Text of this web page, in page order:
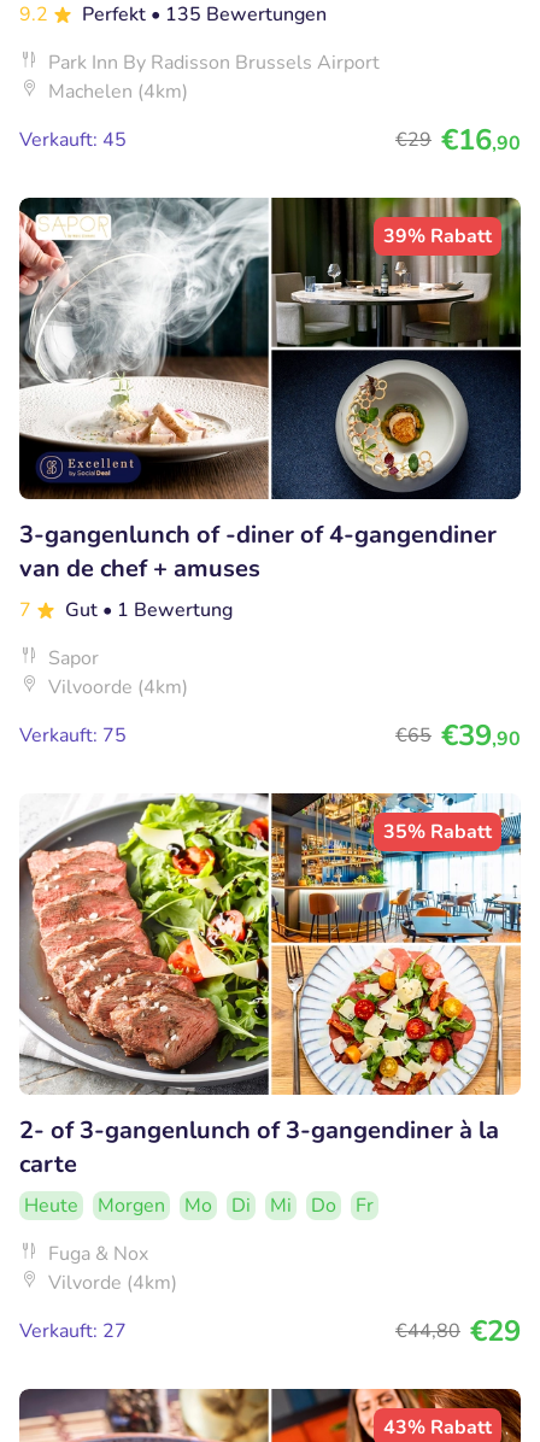
9.2
Perfekt • 135 Bewertungen
Park Inn By Radisson Brussels Airport
Machelen (4km)
Verkauft: 45
€29 €16,90
39% Rabatt
3-gangenlunch of -diner of 4-gangendiner
van de chef + amuses
7 Gut • 1 Bewertung
Sapor
Vilvoorde (4km)
Verkauft: 75
€65 €39,90
35% Rabatt
2- of 3-gangenlunch of 3-gangendiner à la
carte
Heute Morgen Mo Di Mi Do
Fr
Fuga & Nox
Vilvorde (4km)
Verkauft: 27
€44,80 €29
43% Rabatt